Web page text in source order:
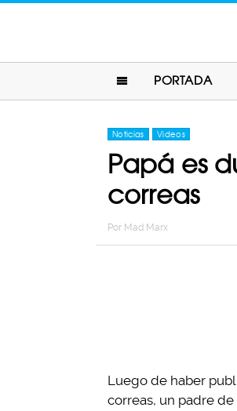
PORTADA
Noticias Videos
Papá es
correas
Por Mad Marx
Luego de haber
correas, un padre